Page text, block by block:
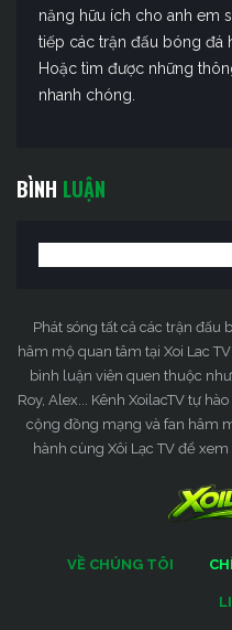
năng hữu ích cho anh em
tiếp các trận đấu bóng đá
Hoặc tìm được những
nhanh chóng.
BÌNH LUẬN
Phát sóng tất cả các trận đấu
hâm mộ quan tâm tại Xoi Lac
bình luận viên quen thuộc như
Roy, Alex... Kênh XoilacTV tự
cộng đồng mạng và fan hâm
hành cùng Xôi Lạc TV để
VỀ CHÚNG TÔI